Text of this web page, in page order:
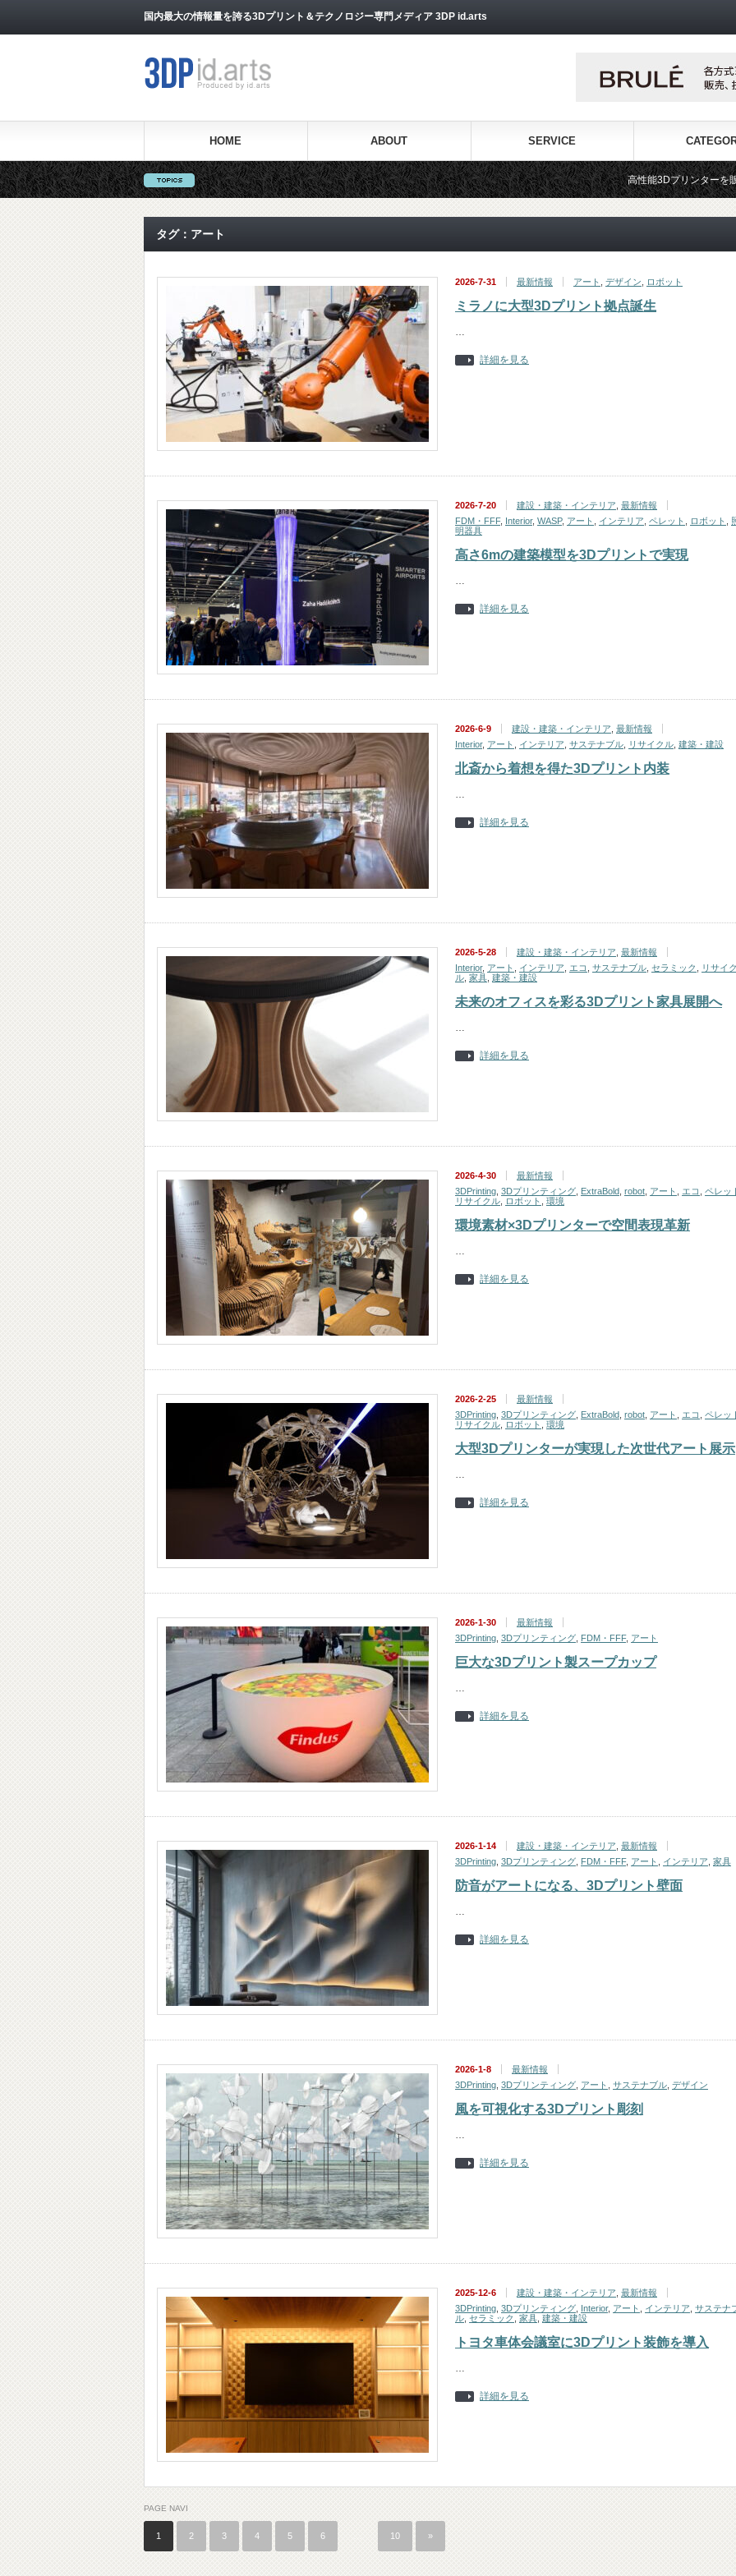
国内最大の情報量を誇る3Dプリント＆テクノロジー専門メディア 3DP id.arts
HOME ABOUT SERVICE
高性能3Dプリンターを販売する3Dプリン
タグ：アート
2026-7-31 最新情報 アート デザイン ロボット
ミラノに大型3Dプリント拠点誕生
…
詳細を見る
2026-7-20 建設・建築・インテリア 最新情報
FDM・FFF, Interior, WASP, アート インテリア ペレット ロボット
明器具
高さ6mの建築模型を3Dプリントで実現
…
詳細を見る
2026-6-9 建設・建築・インテリア 最新情報
Interior, アート インテリア サステナブル リサイクル 建築・建設
北斎から着想を得た3Dプリント内装
…
詳細を見る
2026-5-28 建設・建築・インテリア 最新情報
Interior, アート インテリア エコ サステナブル セラミック
リサイ
ル 家具 建築・建設
未来のオフィスを彩る3Dプリント家具展開へ
…
詳細を見る
2026-4-30
最新情報
3DPrinting 3Dプリンティング ExtraBold robot アート エコ
ペレッ
リサイクル
ロボット 環境
環境素材×3Dプリンターで空間表現革新
…
詳細を見る
2026-2-25
最新情報
3DPrinting 3Dプリンティング ExtraBold robot アート エコ
ペレッ
リサイクル
ロボット 環境
大型3Dプリンターが実現した次世代アート展示
…
詳細を見る
2026-1-30
最新情報
3DPrinting 3Dプリンティング FDM・FFF, アート
巨大な3Dプリント製スープカップ
…
詳細を見る
2026-1-14 建設・建築・インテリア 最新情報
3DPrinting 3Dプリンティング FDM・FFF, アート インテリア 家具
防音がアートになる、3Dプリント壁面
…
詳細を見る
2026-1-8
最新情報
3DPrinting 3Dプリンティング アート サステナブル デザイン
風を可視化する3Dプリント彫刻
…
詳細を見る
2025-12-6 建設・建築・インテリア 最新情報
3DPrinting 3Dプリンティング Interior, アート インテリア サステナ
ル セラミック 家具 建築・建設
トヨタ車体会議室に3Dプリント装飾を導入
…
詳細を見る
PAGE NAVI
1 2 3 4 5 6 10 »